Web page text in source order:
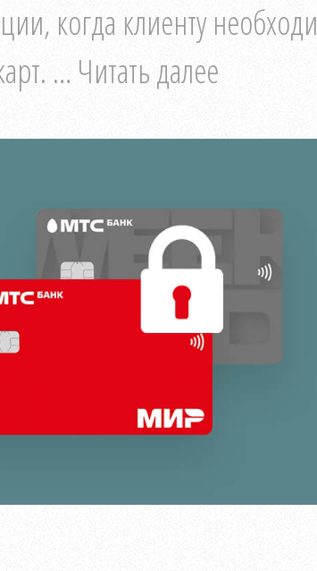
когда клиенту
… Читать далее